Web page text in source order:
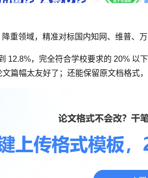
领域，精准对标国内知网、维普、
，完全符合学校要求的 20% 以
篇幅太友好了；还能保留原文档格式，